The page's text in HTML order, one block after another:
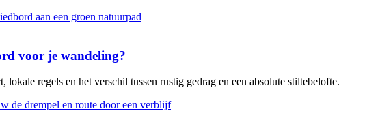
voor je wandeling?
lokale regels en het verschil tussen rustig gedrag en een absolute stiltebelofte.